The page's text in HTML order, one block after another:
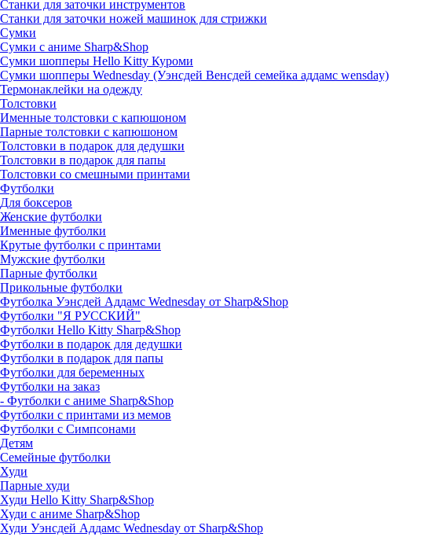
Станки для заточки инструментов
Станки для заточки ножей машинок для стрижки
Сумки
Сумки с аниме Sharp&Shop
Сумки шопперы Hello Kitty Куроми
Сумки шопперы Wednesday (Уэнсдей Венсдей семейка аддамс wensday)
Термонаклейки на одежду
Толстовки
Именные толстовки с капюшоном
Парные толстовки с капюшоном
Толстовки в подарок для дедушки
Толстовки в подарок для папы
Толстовки со смешными принтами
Футболки
Для боксеров
Женские футболки
Именные футболки
Крутые футболки с принтами
Мужские футболки
Парные футболки
Прикольные футболки
Футболка Уэнсдей Аддамс Wednesday от Sharp&Shop
Футболки "Я РУССКИЙ"
Футболки Hello Kitty Sharp&Shop
Футболки в подарок для дедушки
Футболки в подарок для папы
Футболки для беременных
Футболки на заказ
- Футболки с аниме Sharp&Shop
Футболки с принтами из мемов
Футболки с Симпсонами
Детям
Семейные футболки
Худи
Парные худи
Худи Hello Kitty Sharp&Shop
Худи с аниме Sharp&Shop
Худи Уэнсдей Аддамс Wednesday от Sharp&Shop